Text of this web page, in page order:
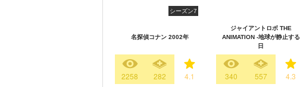
シーズン7
名探偵コナン 2002年
2258 282 4.1
ジャイアントロボ THE
ANIMATION -地球が静止する
日
340 557 4.3